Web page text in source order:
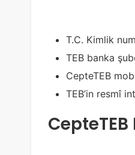
T.C. Kimlik
TEB banka
CepteTEB
TEB’in resmî